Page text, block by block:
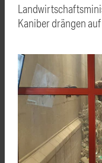
Kaniber drängen